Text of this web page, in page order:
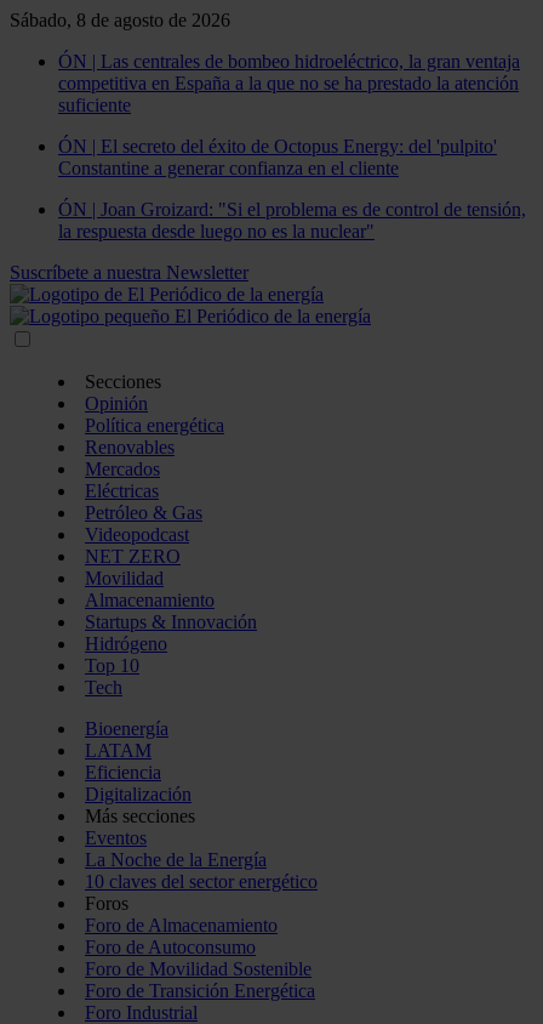
Sábado, 8 de agosto de 2026
ÓN | Las centrales de bombeo hidroeléctrico, la gran ventaja
competitiva en España a la que no se ha prestado la atención
suficiente
ÓN | El secreto del éxito de Octopus Energy: del 'pulpito'
Constantine a generar confianza en el cliente
ÓN | Joan Groizard: "Si el problema es de control de tensión,
la respuesta desde luego no es la nuclear"
Suscríbete a nuestra Newsletter
Secciones
Opinión
Política energética
Renovables
Mercados
Eléctricas
Petróleo & Gas
Videopodcast
NET ZERO
Movilidad
Almacenamiento
Startups & Innovación
Hidrógeno
Top 10
Tech
Bioenergía
LATAM
Eficiencia
Digitalización
Más secciones
Eventos
La Noche de la Energía
10 claves del sector energético
Foros
Foro de Almacenamiento
Foro de Autoconsumo
Foro de Movilidad Sostenible
Foro de Transición Energética
Foro Industrial